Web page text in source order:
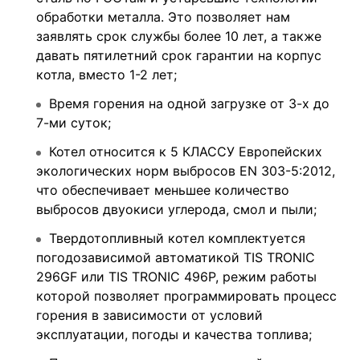
обработки металла. Это позволяет нам
заявлять срок службы более 10 лет, а также
давать пятилетний срок гарантии на корпус
котла, вместо 1-2 лет;
Время горения на одной загрузке от 3-х до
7-ми суток;
Котел относится к 5 КЛАССУ Европейских
экологических норм выбросов EN 303-5:2012,
что обеспечивает меньшее количество
выбросов двуокиси углерода, смол и пыли;
Твердотопливный котел комплектуется
погодозависимой автоматикой TIS TRONIC
296GF или TIS TRONIC 496P, режим работы
которой позволяет программировать процесс
горения в зависимости от условий
эксплуатации, погоды и качества топлива;